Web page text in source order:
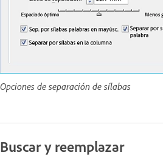
Opciones de separación de sílabas
Buscar y reemplazar